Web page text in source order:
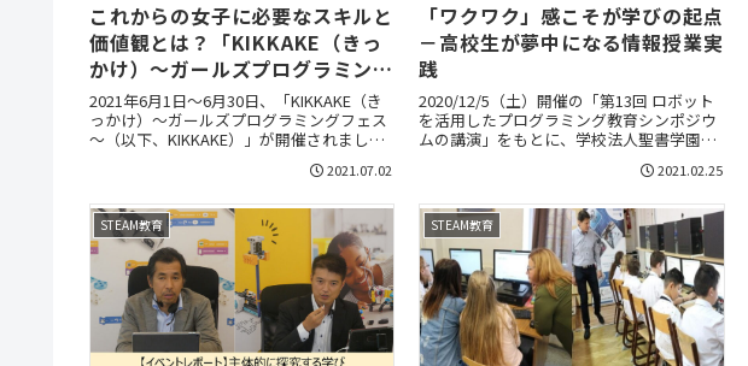
これからの女子に必要なスキルと
価値観とは？「KIKKAKE（きっ
かけ）～ガールズプログラミング
フェス～」イベントレポート
2021年6月1日～6月30日、「KIKKAKE（き
っかけ）～ガールズプログラミングフェス
～（以下、KIKKAKE）」が開催されまし
た。本記事では、6月3日に保護者向けイベ
ントとして開催された一般社団法人Waffle
トします。
2021.07.02
「ワクワク」感こそが学びの起点
－高校生が夢中になる情報授業実
践
2020/12/5（土）開催の「第13回 ロボット
を活用したプログラミング教育シンポジウ
ムの講演」をもとに、学校法人聖書学園千
葉英和高等学校情報科の平田知里先生と中
川千恵子先生にお話を伺いました。2021.02.25
STEAM教育 STEAM教育